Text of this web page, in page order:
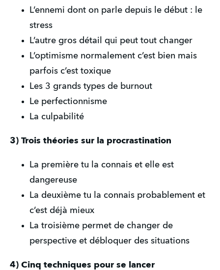
L’ennemi dont on parle depuis le début : le
stress
L’autre gros détail qui peut tout changer
L’optimisme normalement c’est bien mais
parfois c’est toxique
Les 3 grands types de burnout
Le perfectionnisme
La culpabilité
3) Trois théories sur la procrastination
La première tu la connais et elle est
dangereuse
La deuxième tu la connais probablement et
c’est déjà mieux
La troisième permet de changer de
perspective et débloquer des situations
4) Cinq techniques pour se lancer